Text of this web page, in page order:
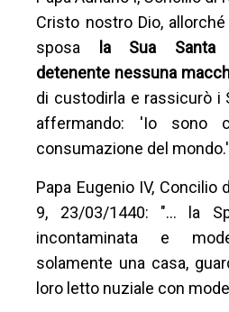
Cristo nostro Dio,
sposa
la Sua Santa
detenente nessuna
di custodirla e rassicurò i
affermando: 'Io sono
consumazione del
Papa Eugenio IV, Concilio
9, 23/03/1440: "… la
incontaminata e
solamente una casa,
loro letto nuziale con